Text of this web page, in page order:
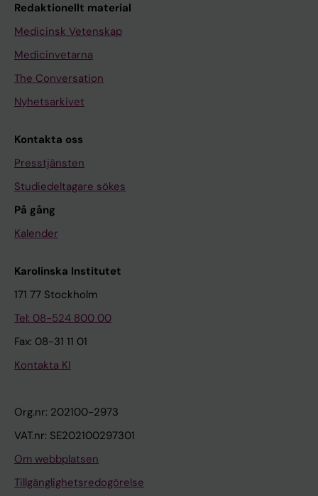
Redaktionellt material
Medicinsk Vetenskap
Medicinvetarna
The Conversation
Nyhetsarkivet
Kontakta oss
Presstjänsten
Studiedeltagare sökes
På gång
Kalender
Karolinska Institutet
171 77 Stockholm
Tel: 08-524 800 00
Fax: 08-31 11 01
Kontakta KI
Org.nr: 202100-2973
VAT.nr: SE202100297301
Om webbplatsen
Tillgänglighetsredogörelse